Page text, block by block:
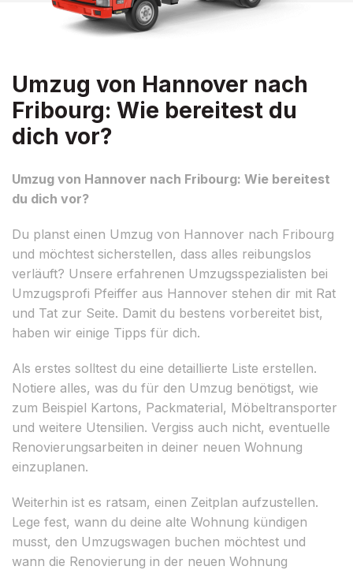
Umzug von Hannover nach
Fribourg: Wie bereitest du
dich vor?
Umzug von Hannover nach Fribourg: Wie bereitest
du dich vor?
Du planst einen Umzug von Hannover nach Fribourg
und möchtest sicherstellen, dass alles reibungslos
verläuft? Unsere erfahrenen Umzugsspezialisten bei
Umzugsprofi Pfeiffer aus Hannover stehen dir mit Rat
und Tat zur Seite. Damit du bestens vorbereitet bist,
haben wir einige Tipps für dich.
Als erstes solltest du eine detaillierte Liste erstellen.
Notiere alles, was du für den Umzug benötigst, wie
zum Beispiel Kartons, Packmaterial, Möbeltransporter
und weitere Utensilien. Vergiss auch nicht, eventuelle
Renovierungsarbeiten in deiner neuen Wohnung
einzuplanen.
Weiterhin ist es ratsam, einen Zeitplan aufzustellen.
Lege fest, wann du deine alte Wohnung kündigen
musst, den Umzugswagen buchen möchtest und
wann die Renovierung in der neuen Wohnung